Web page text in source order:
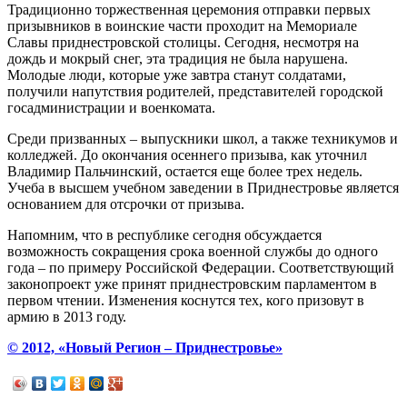
Традиционно торжественная церемония отправки первых
призывников в воинские части проходит на Мемориале
Славы приднестровской столицы. Сегодня, несмотря на
дождь и мокрый снег, эта традиция не была нарушена.
Молодые люди, которые уже завтра станут солдатами,
получили напутствия родителей, представителей городской
госадминистрации и военкомата.
Среди призванных – выпускники школ, а также техникумов и
колледжей. До окончания осеннего призыва, как уточнил
Владимир Пальчинский, остается еще более трех недель.
Учеба в высшем учебном заведении в Приднестровье является
основанием для отсрочки от призыва.
Напомним, что в республике сегодня обсуждается
возможность сокращения срока военной службы до одного
года – по примеру Российской Федерации. Соответствующий
законопроект уже принят приднестровским парламентом в
первом чтении. Изменения коснутся тех, кого призовут в
армию в 2013 году.
© 2012, «Новый Регион – Приднестровье»